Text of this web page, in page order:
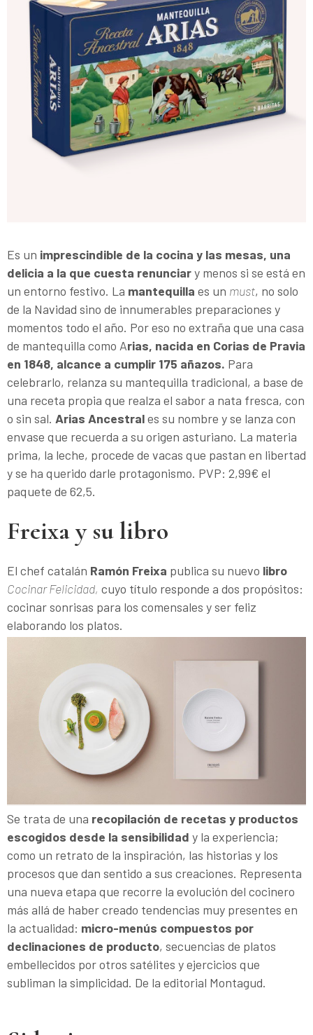
Es un imprescindible de la cocina y las mesas, una
delicia a la que cuesta renunciary menos si se está en
un entorno festivo. La mantequilla es un must, no solo
de la Navidad sino de innumerables preparaciones y
momentos todo el año. Por eso no extraña que una casa
de mantequilla como Arias, nacida en Corias de Pravia
en 1848, alcance a cumplir 175 añazos. Para
celebrarlo, relanza su mantequilla tradicional, a base de
una receta propia que realza el sabor a nata fresca, con
o sin sal. Arias Ancestrales su nombre y se lanza con
envase que recuerda a su origen asturiano. La materia
prima, la leche, procede de vacas que pastan en libertad
y se ha querido darle protagonismo. PVP: 2,99€ el
paquete de 62,5.
Freixa y su libro
El chef catalán Ramón Freixa publica su nuevo libro
Cocinar Felicidad, cuyo título responde a dos propósitos:
cocinar sonrisas para los comensales y ser feliz
elaborando los platos.
Se trata de una recopilación de recetas y productos
escogidos desde la sensibilidad y la experiencia;
como un retrato de la inspiración, las historias y los
procesos que dan sentido a sus creaciones. Representa
una nueva etapa que recorre la evolución del cocinero
más allá de haber creado tendencias muy presentes en
la actualidad: micro-menús compuestos por
declinaciones de producto, secuencias de platos
embellecidos por otros satélites y ejercicios que
subliman la simplicidad. De la editorial Montagud.